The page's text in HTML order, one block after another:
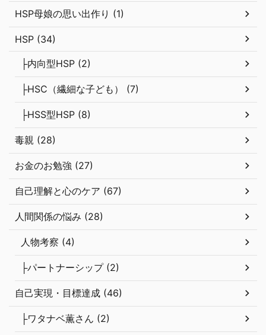
HSP母娘の思い出作り (1)
HSP (34)
├内向型HSP (2)
├HSC（繊細な子ども） (7)
├HSS型HSP (8)
毒親 (28)
お金のお勉強 (27)
自己理解と心のケア (67)
人間関係の悩み (28)
人物考察 (4)
├パートナーシップ (2)
自己実現・目標達成 (46)
├ワタナベ薫さん (2)